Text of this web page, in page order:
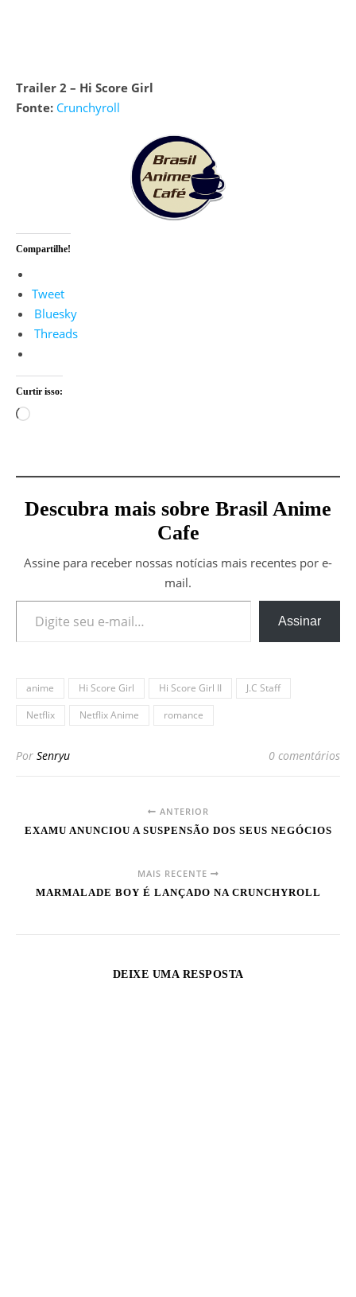
Trailer 2 – Hi Score Girl
Fonte: Crunchyroll
Compartilhe!
Tweet
Bluesky
Threads
Curtir isso:
Carregando...
Descubra mais sobre Brasil Anime
Cafe
Assine para receber nossas notícias mais recentes por e-
mail.
Digite seu e-mail…
Assinar
anime Hi Score Girl Hi Score Girl II
J.C Staff
Netflix
Netflix Anime romance
Por Senryu 0 comentários
ANTERIOR
EXAMU ANUNCIOU A SUSPENSÃO DOS SEUS NEGÓCIOS
MAIS RECENTE
MARMALADE BOY É LANÇADO NA CRUNCHYROLL
DEIXE UMA RESPOSTA